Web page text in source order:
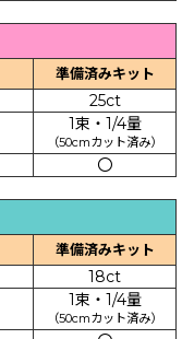
準備済みキット
25ct
1束・1/4量
（50cmカット済み）
〇
準備済みキット
18ct
1束・1/4量
（50cmカット済み）